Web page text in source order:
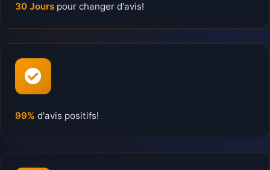
30 Jours pour changer d'avis!
99% d'avis positifs!